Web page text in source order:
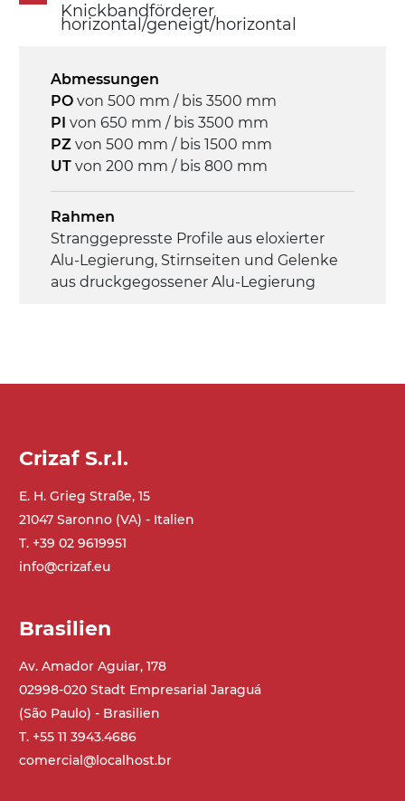
Untersetzungsgetriebe mit Kupplung, 3-
phasiger Asynchronmotor für
3Ph
Geschwindigkeit
4 m/Minute
Steuerung
On/Off, E-Stopp, Motor-
Überlastungsschutz
Knickbandförderer
horizontal/geneigt/horizontal
Abmessungen
PO von 500 mm / bis 3500 mm
PI von 650 mm / bis 3500 mm
PZ von 500 mm / bis 1500 mm
UT von 200 mm / bis 800 mm
Rahmen
Stranggepresste Profile aus eloxierter
Alu-Legierung, Stirnseiten und Gelenke
aus druckgegossener Alu-Legierung
ausziehbare Elemente mit Scharnieren
aus druckgegossener Alu-Legierung,
Beine aus verzinktem Metallrohr,
Schwenkräder mit/ohne Bremse (2+2)
Förderfläche
Seitenwänden
.
Antrieb
direkt, Zug (linke Seite),
Untersetzungsgetriebe mit Kupplung, 3-
Crizaf S.r.l.
E. H. Grieg Straße, 15
21047 Saronno (VA) - Italien
T. +39 02 9619951
info@crizaf.eu
Brasilien
Av. Amador Aguiar, 178
02998-020 Stadt Empresarial Jaraguá
(São Paulo) - Brasilien
T. +55 11 3943.4686
comercial@localhost.br